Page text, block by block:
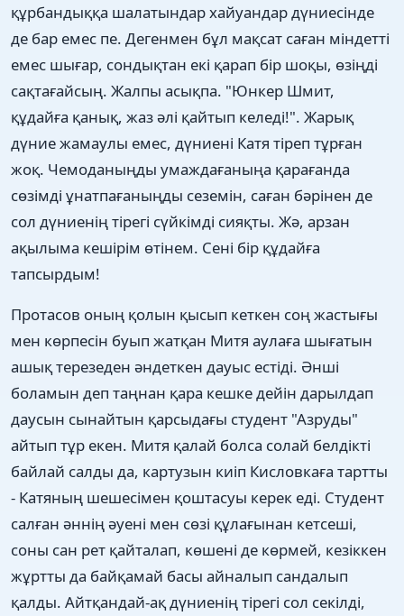
құрбандыққа шалатындар хайуандар дүниесінде
де бар емес пе. Дегенмен бұл мақсат саған міндетті
емес шығар, сондықтан екі қарап бір шоқы, өзіңді
сақтағайсың. Жалпы асықпа. "Юнкер Шмит,
құдайға қанық, жаз әлі қайтып келеді!". Жарық
дүние жамаулы емес, дүниені Катя тіреп тұрған
жоқ. Чемоданыңды умаждағаныңа қарағанда
сөзімді ұнатпағаныңды сеземін, саған бәрінен де
сол дүниенің тірегі сүйкімді сияқты. Жә, арзан
ақылыма кешірім өтінем. Сені бір құдайға
тапсырдым!
Протасов оның қолын қысып кеткен соң жастығы
мен көрпесін буып жатқан Митя аулаға шығатын
ашық терезеден әндеткен дауыс естіді. Әнші
боламын деп таңнан қара кешке дейін дарылдап
даусын сынайтын қарсыдағы студент "Азруды"
айтып тұр екен. Митя қалай болса солай белдікті
байлай салды да, картузын киіп Кисловкаға тартты
- Катяның шешесімен қоштасуы керек еді. Студент
салған әннің әуені мен сөзі құлағынан кетсеші,
соны сан рет қайталап, көшені де көрмей, кезіккен
жұртты да байқамай басы айналып сандалып
қалды. Айтқандай-ақ дүниенің тірегі сол секілді,